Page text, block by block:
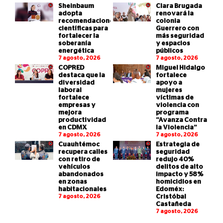
Sheinbaum
adopta
recomendaciones
científicas para
fortalecer la
soberanía
energética
7 agosto, 2026
Clara Brugada
renovará la
colonia
Guerrero con
más seguridad
y espacios
públicos
7 agosto, 2026
COPRED
destaca que la
diversidad
laboral
fortalece
empresas y
mejora
productividad
en CDMX
7 agosto, 2026
Miguel Hidalgo
fortalece
apoyo a
mujeres
víctimas de
violencia con
programa
“Avanza Contra
la Violencia”
7 agosto, 2026
Cuauhtémoc
recupera calles
con retiro de
vehículos
abandonados
en zonas
habitacionales
7 agosto, 2026
Estrategia de
seguridad
redujo 40%
delitos de alto
impacto y 58%
homicidios en
Edoméx:
Cristóbal
Castañeda
7 agosto, 2026